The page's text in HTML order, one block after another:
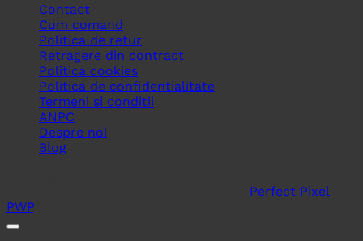
Contact
Cum comand
Politica de retur
Retragere din contract
Politica cookies
Politica de confidentialitate
Termeni si conditii
ANPC
Despre noi
Blog
Perfect Pixel
PWP.